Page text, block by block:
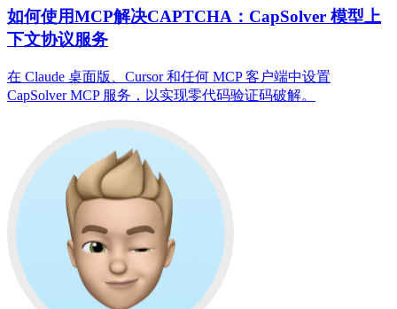
如何使用MCP解决CAPTCHA：CapSolver 模型上
下文协议服务
在 Claude 桌面版、Cursor 和任何 MCP 客户端中设置
CapSolver MCP 服务，以实现零代码验证码破解。